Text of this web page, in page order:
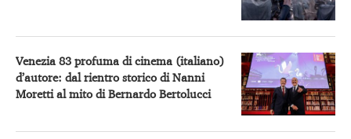
Venezia 83 profuma di cinema (italiano)
d’autore: dal rientro storico di Nanni
Moretti al mito di Bernardo Bertolucci